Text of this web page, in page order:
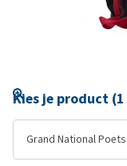
Kies je product
Grand National